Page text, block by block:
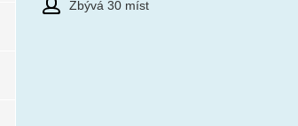
Zbývá 30 míst